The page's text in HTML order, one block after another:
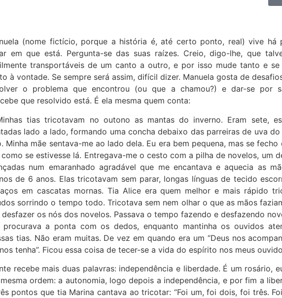
(nome fictício, porque a história é, até certo ponto, real) vive há
em que está. Pergunta-se das suas raízes. Creio, digo-lhe, que
transportáveis de um canto a outro, e por isso mude tanto e se
à vontade. Se sempre será assim, difícil dizer. Manuela gosta de
o problema que encontrou (ou que a chamou?) e dar-se por
que resolvido está. É ela mesma quem conta:
tias tricotavam no outono as mantas do inverno. Eram sete,
lado a lado, formando uma concha debaixo das parreiras de uva
Minha mãe sentava-me ao lado dela. Eu era bem pequena, mas se
como se estivesse lá. Entregava-me o cesto com a pilha de novelos, um
num emaranhado agradável que me encantava e aquecia as
de 6 anos. Elas tricotavam sem parar, longas línguas de tecido
em cascatas mornas. Tia Alice era quem melhor e mais rápido
sorrindo o tempo todo. Tricotava sem nem olhar o que as mãos
desfazer os nós dos novelos. Passava o tempo fazendo e desfazendo
procurava a ponta com os dedos, enquanto mantinha os ouvidos
tias. Não eram muitas. De vez em quando era um “Deus nos
tenha”. Ficou essa coisa de tecer-se a vida do espírito nos meus
recebe mais duas palavras: independência e liberdade. É um rosário,
ordem: a autonomia, logo depois a independência, e por fim a
pontos que tia Marina cantava ao tricotar: “Foi um, foi dois, foi três.